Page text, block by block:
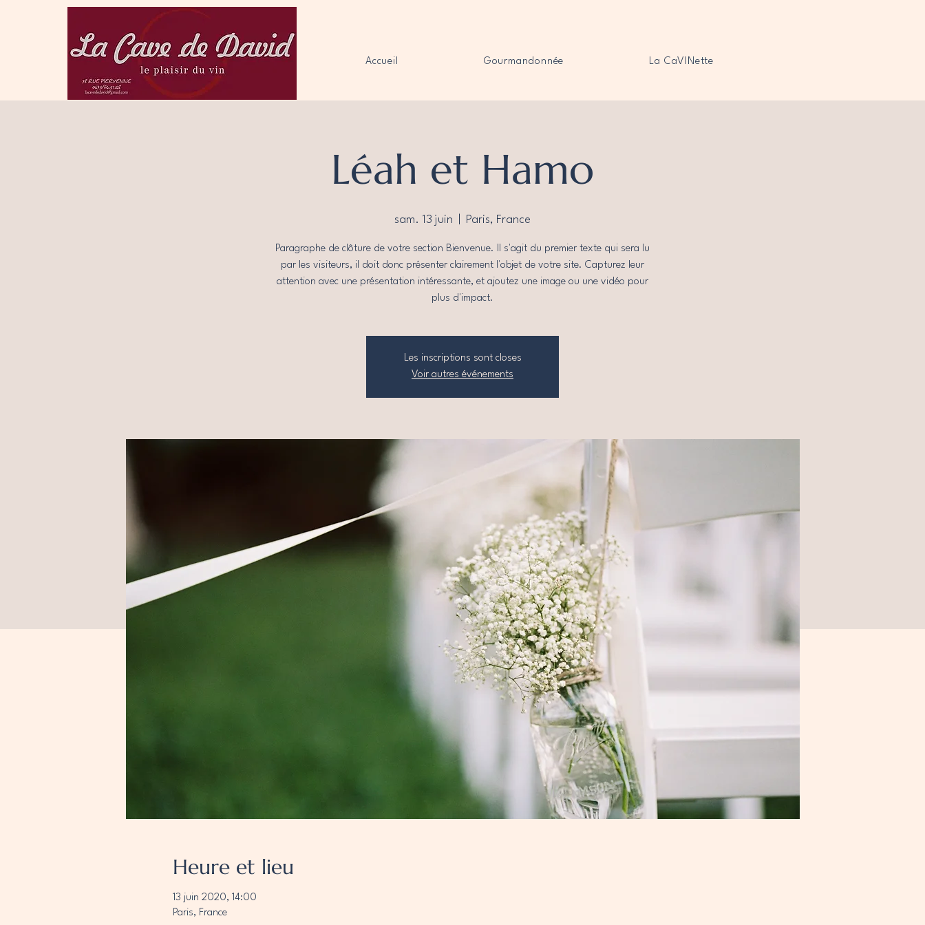
Accueil Gourmandonnée La CaVINette
Léah et Hamo
sam. 13 juin Paris, France
Paragraphe de clôture de votre section Bienvenue. Il s'agit du premier texte qui sera lu
par les visiteurs, il doit donc présenter clairement l'objet de votre site. Capturez leur
attention avec une présentation intéressante, et ajoutez une image ou une vidéo pour
plus d'impact.
Les inscriptions sont closes
Voir autres événements
Heure et lieu
13 juin 2020, 14:00
Paris, France